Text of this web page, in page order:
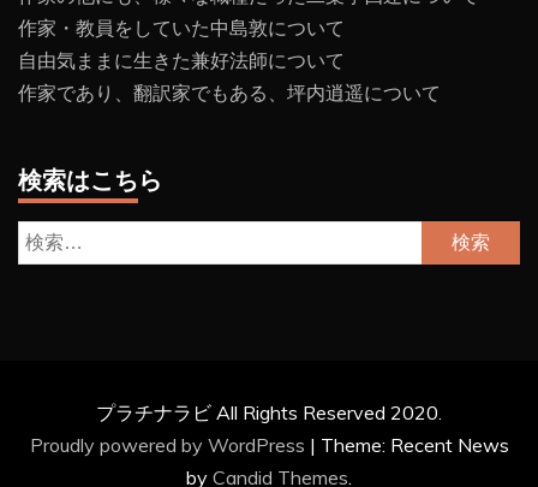
作家・教員をしていた中島敦について
自由気ままに生きた兼好法師について
作家であり、翻訳家でもある、坪内逍遥について
検索はこちら
検
索:
プラチナラビ All Rights Reserved 2020.
Proudly powered by WordPress | Theme: Recent News
by Candid Themes.